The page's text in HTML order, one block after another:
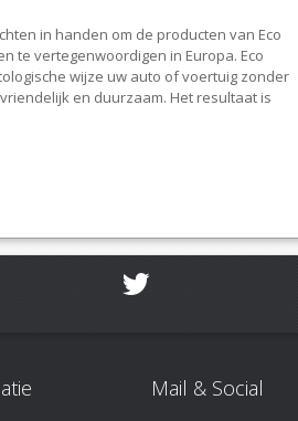
in handen om de producten van Eco
te vertegenwoordigen in Europa. Eco
wijze uw auto of voertuig zonder
en duurzaam. Het resultaat is
Mail & Social